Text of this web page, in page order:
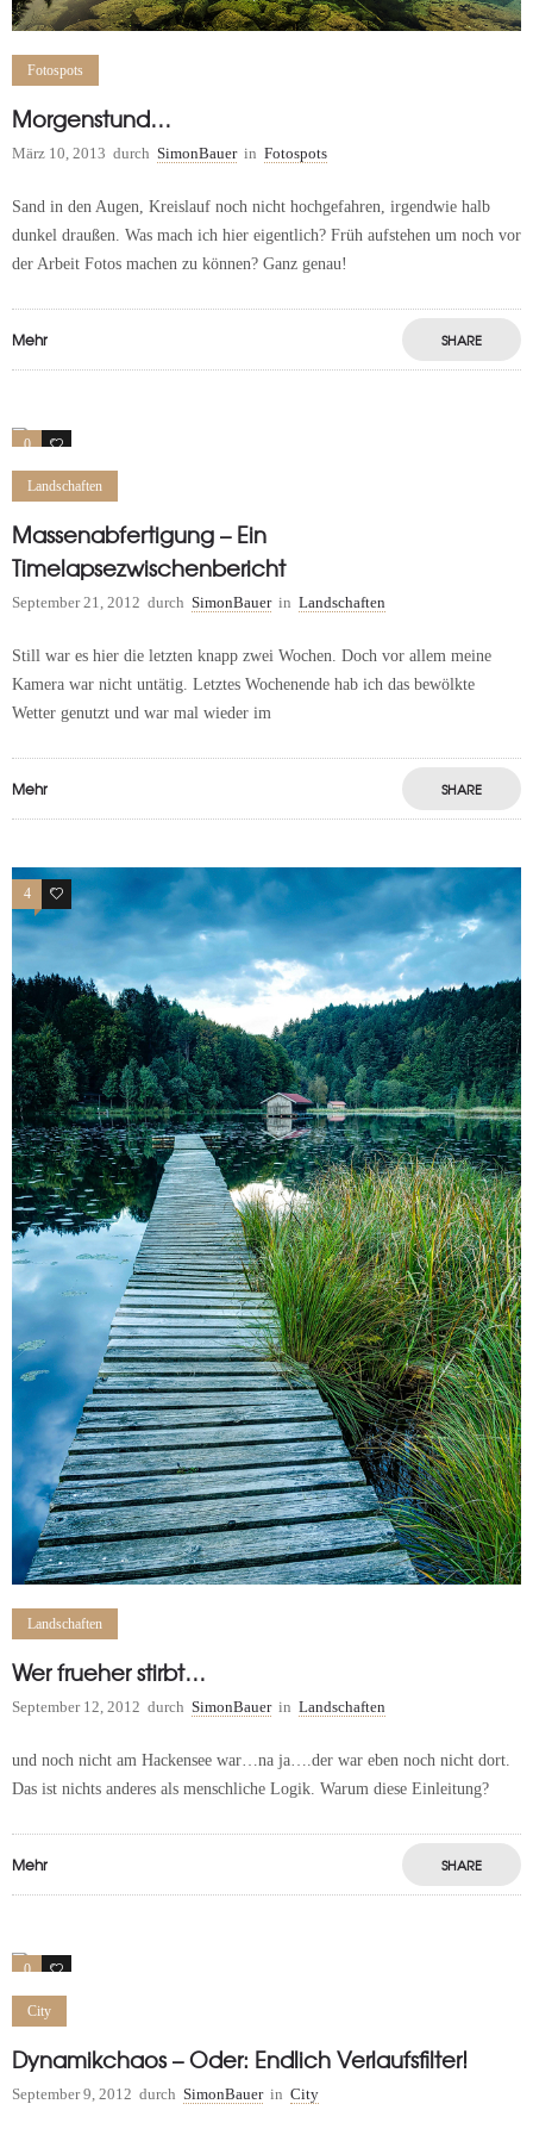
Fotospots
Morgenstund…
März 10, 2013 durch SimonBauer in Fotospots
Sand in den Augen, Kreislauf noch nicht hochgefahren, irgendwie halb
dunkel draußen. Was mach ich hier eigentlich? Früh aufstehen um noch vor
der Arbeit Fotos machen zu können? Ganz genau!
Mehr SHARE
0 0
Landschaften
Massenabfertigung – Ein
Timelapsezwischenbericht
September 21, 2012 durch SimonBauer in Landschaften
Still war es hier die letzten knapp zwei Wochen. Doch vor allem meine
Kamera war nicht untätig. Letztes Wochenende hab ich das bewölkte
Wetter genutzt und war mal wieder im
Mehr SHARE
4 0
Landschaften
Wer frueher stirbt…
September 12, 2012 durch SimonBauer in Landschaften
und noch nicht am Hackensee war…na ja….der war eben noch nicht dort.
Das ist nichts anderes als menschliche Logik. Warum diese Einleitung?
Mehr SHARE
0 0
City
Dynamikchaos – Oder: Endlich Verlaufsfilter!
September 9, 2012 durch SimonBauer in City